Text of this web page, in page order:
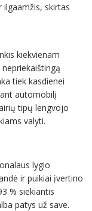
ilgaamžis, skirtas
kiekvienam
tiek kasdienei
automobilį
tipų lengvojo
valyti.
lygio
ir puikiai įvertino
% siekiantis
patys už save.